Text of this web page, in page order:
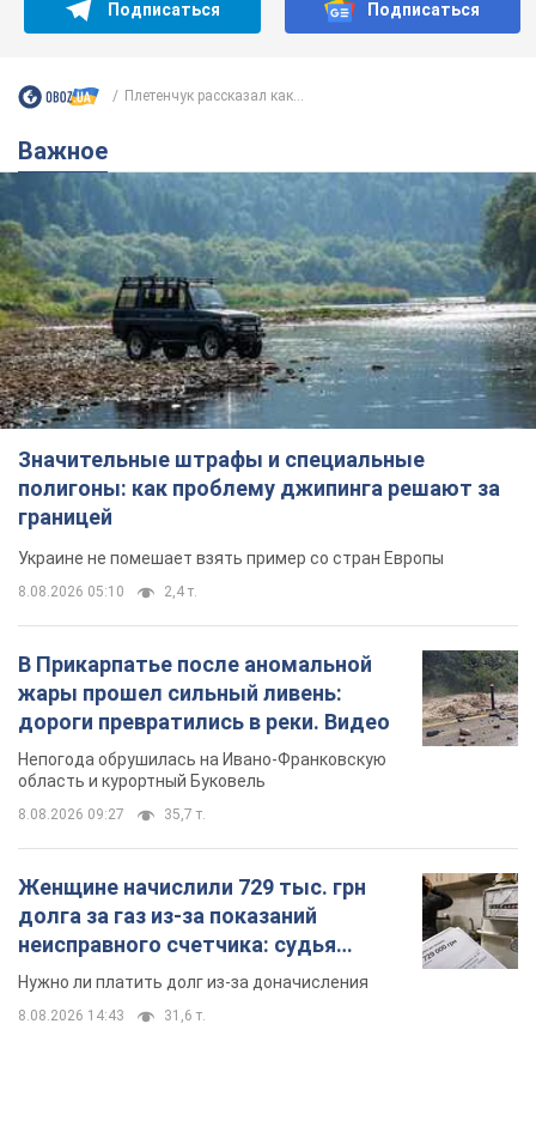
Подписаться Подписаться
Плетенчук рассказал как...
Важное
Значительные штрафы и специальные
полигоны: как проблему джипинга решают за
границей
Украине не помешает взять пример со стран Европы
8.08.2026 05:10 2,4 т.
В Прикарпатье после аномальной
жары прошел сильный ливень:
дороги превратились в реки. Видео
Непогода обрушилась на Ивано-Франковскую
область и курортный Буковель
8.08.2026 09:27 35,7 т.
Женщине начислили 729 тыс. грн
долга за газ из-за показаний
неисправного счетчика: судья
вынес неожиданное решение
Нужно ли платить долг из-за доначисления
8.08.2026 14:43 31,6 т.